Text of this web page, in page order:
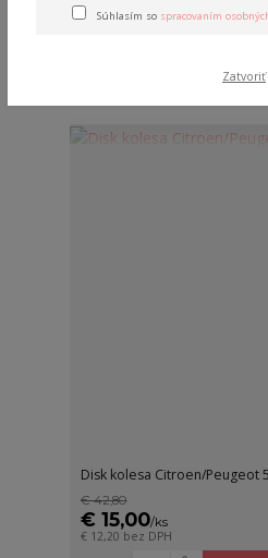
Najnovšie Najlacnejšie
Disk kolesa Citroen/Peugeot
€ 42,80
€ 15,00/ks
€ 12,20 bez DPH
Súhlasím so spracovaním
Zatvoriť